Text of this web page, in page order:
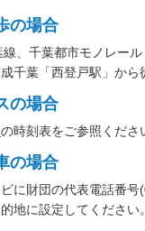
の場合
線、千葉都市モノレー
千葉「西登戸駅」から
の場合
の時刻表をご参照くださ
の場合
に財団の代表電話番
地に設定してください。